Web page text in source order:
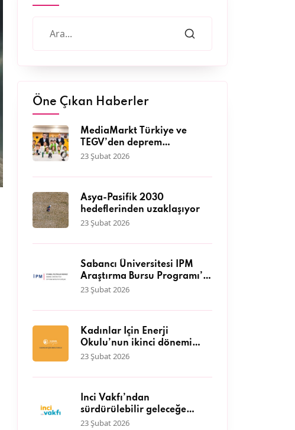
Öne Çıkan Haberler
MediaMarkt Türkiye ve
TEGV’den deprem
bölgesinde 11 bini aşkın
desteği
23 Şubat 2026
Asya-Pasifik 2030
hedeflerinden uzaklaşıyor
23 Şubat 2026
Sabancı Üniversitesi İPM
Araştırma Bursu Programı’a
başvurular başladı
23 Şubat 2026
Kadınlar İçin Enerji
Okulu’nun ikinci dönemi
başlıyor
23 Şubat 2026
İnci Vakfı’ndan
sürdürülebilir geleceğe
katkı: IV. Hasat Hibe
23 Şubat 2026